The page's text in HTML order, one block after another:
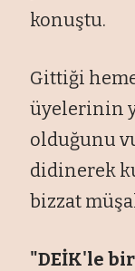
konuştu.
Gittiği
üyelerinin
olduğunu
didinerek
bizzat
"DEİK'le